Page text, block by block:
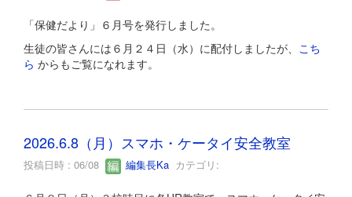
「保健だより」６月号を発行しました。
生徒の皆さんには６月２４日（水）に配付しましたが、 こち
ら からもご覧になれます。
2026.6.8（月）スマホ・ケータイ安全教室
投稿日時 : 06/08 編集長Ka カテゴリ: